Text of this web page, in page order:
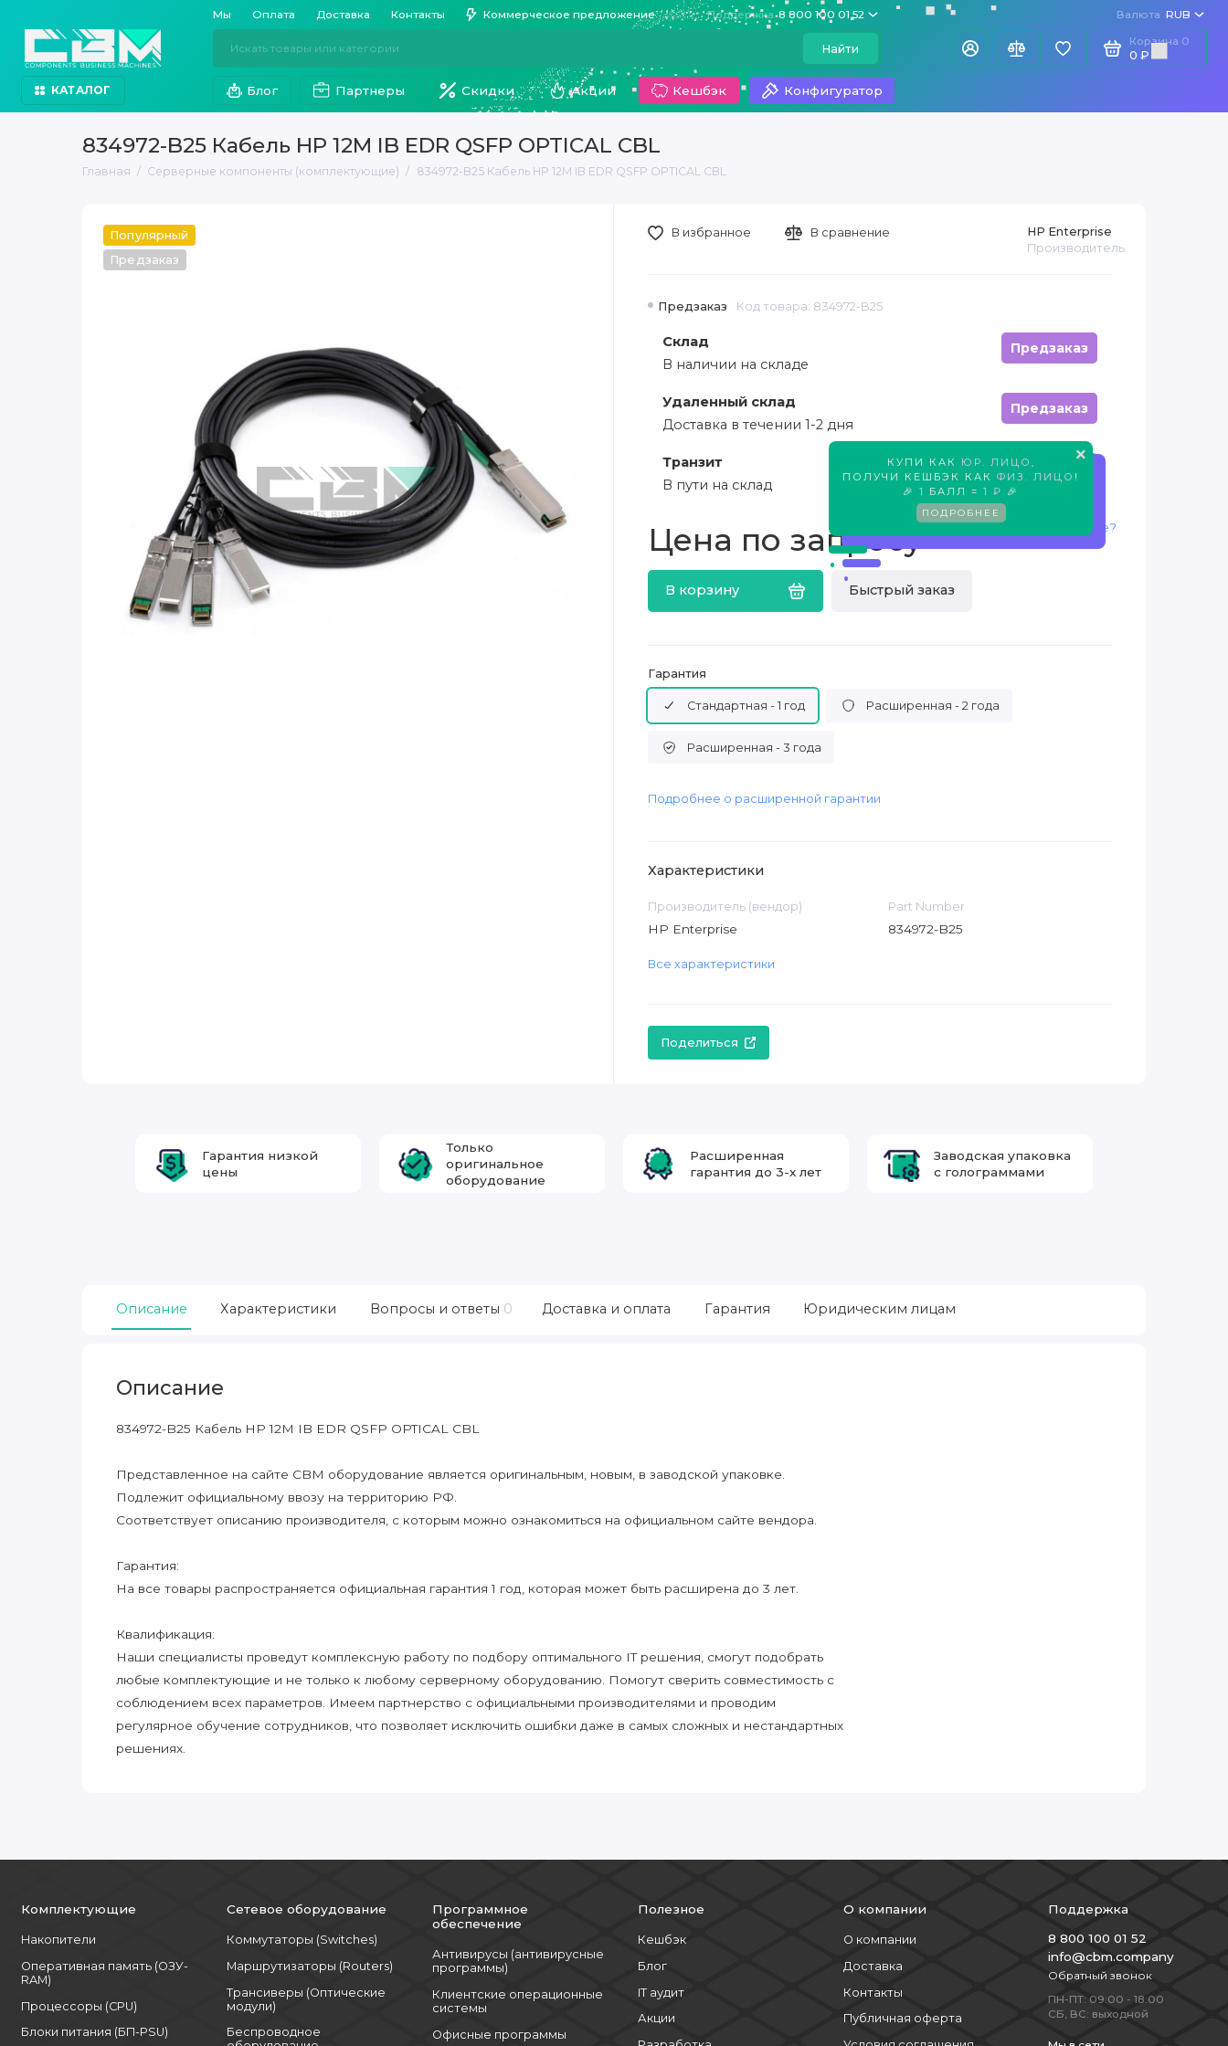
Мы Оплата Доставка Контакты Коммерческое предложение Поддержка 8 800 100 01 52 Валюта RUB
Найти
Корзина 0
0 ₽
КАТАЛОГ Блог Партнеры Скидки Акции Кешбэк Конфигуратор
834972-B25 Кабель HP 12M IB EDR QSFP OPTICAL CBL
Главная Серверные компоненты (комплектующие) 834972-B25 Кабель HP 12M IB EDR QSFP OPTICAL CBL
Популярный
Предзаказ
×
КУПИ КАК ЮР. ЛИЦО
ПОЛУЧИ КЕШБЭК КАК ФИЗ. ЛИЦО !
🎉 1 БАЛЛ = 1 ₽ 🎉
ПОДРОБНЕЕ
Предзаказ Код товара: 834972-B25
HP Enterprise
Производитель
Склад
Предзаказ
В наличии на складе
Удаленный склад
Предзаказ
Доставка в течении 1-2 дня
Транзит
Предзаказ
В пути на склад
Цена по запросу
В корзину Быстрый заказ
Нашли дешевле?
В избранное В сравнение
Гарантия
Стандартная - 1 год Расширенная - 2 года
Расширенная - 3 года
Подробнее о расширенной гарантии
Характеристики
Производитель (вендор)
HP Enterprise
Part Number
834972-B25
Все характеристики
Поделиться
Гарантия низкой
цены
Только
оригинальное
оборудование
Расширенная
гарантия до 3-х лет
Заводская упаковка
с голограммами
Описание Характеристики Вопросы и ответы 0 Доставка и оплата Гарантия Юридическим лицам
Описание
834972-B25 Кабель HP 12M IB EDR QSFP OPTICAL CBL
Представленное на сайте CBM оборудование является оригинальным, новым, в заводской упаковке.
Подлежит официальному ввозу на территорию РФ.
Соответствует описанию производителя, с которым можно ознакомиться на официальном сайте вендора.
Гарантия:
На все товары распространяется официальная гарантия 1 год, которая может быть расширена до 3 лет.
Квалификация:
Наши специалисты проведут комплексную работу по подбору оптимального IT решения, смогут подобрать
любые комплектующие и не только к любому серверному оборудованию. Помогут сверить совместимость с
соблюдением всех параметров. Имеем партнерство с официальными производителями и проводим
регулярное обучение сотрудников, что позволяет исключить ошибки даже в самых сложных и нестандартных
решениях.
Комплектующие
Накопители
Оперативная память (ОЗУ-
RAM)
Процессоры (CPU)
Блоки питания (БП-PSU)
Сетевое оборудование
Коммутаторы (Switches)
Маршрутизаторы (Routers)
Трансиверы (Оптические
модули)
Беспроводное
Программное
обеспечение
Антивирусы (антивирусные
программы)
Клиентские операционные
системы
Офисные программы
Полезное
Кешбэк
Блог
IT аудит
Акции
О компании
О компании
Доставка
Контакты
Публичная оферта
Поддержка
8 800 100 01 52
info@cbm.company
Обратный звонок
ПН-ПТ: 09:00 - 18:00
СБ, ВС: выходной